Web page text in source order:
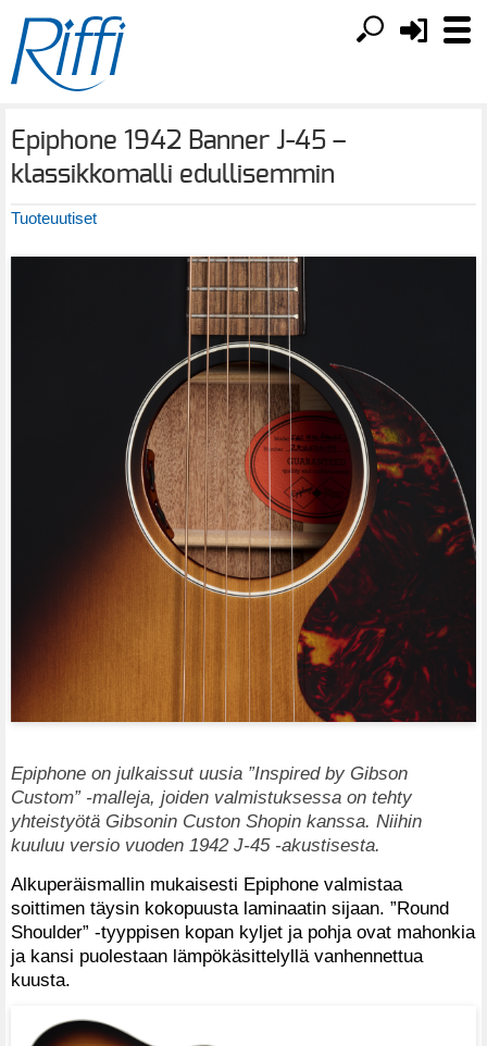
Epiphone 1942 Banner J-45 –
klassikkomalli edullisemmin
Tuoteuutiset
Epiphone on julkaissut uusia ”Inspired by Gibson
Custom” -malleja, joiden valmistuksessa on tehty
yhteistyötä Gibsonin Custon Shopin kanssa. Niihin
kuuluu versio vuoden 1942 J-45 -akustisesta.
Alkuperäismallin mukaisesti Epiphone valmistaa
soittimen täysin kokopuusta laminaatin sijaan. ”Round
Shoulder” -tyyppisen kopan kyljet ja pohja ovat mahonkia
ja kansi puolestaan lämpökäsittelyllä vanhennettua
kuusta.